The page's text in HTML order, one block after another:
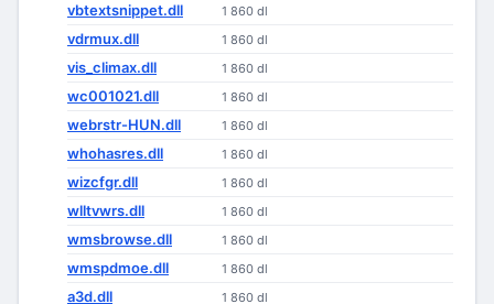
vbtextsnippet.dll 1 860 dl
vdrmux.dll 1 860 dl
vis_climax.dll 1 860 dl
wc001021.dll 1 860 dl
webrstr-HUN.dll 1 860 dl
whohasres.dll 1 860 dl
wizcfgr.dll 1 860 dl
wlltvwrs.dll 1 860 dl
wmsbrowse.dll 1 860 dl
wmspdmoe.dll 1 860 dl
a3d.dll 1 860 dl